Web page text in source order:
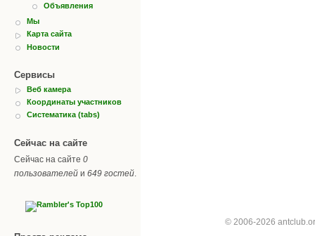
Объявления
Мы
Карта сайта
Новости
Сервисы
Веб камера
Координаты участников
Систематика (tabs)
Сейчас на сайте
Сейчас на сайте 0
пользователей и 649 гостей
© 2006-2026